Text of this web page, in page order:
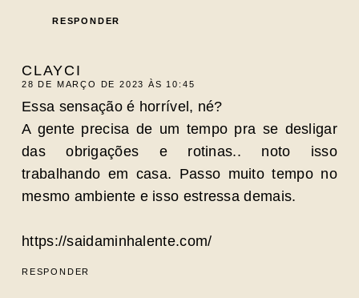
RESPONDER
CLAYCI
28 DE MARÇO DE 2023 ÀS 10:45
Essa sensação é horrível, né?
A gente precisa de um tempo pra se desligar
das obrigações e rotinas.. noto isso
trabalhando em casa. Passo muito tempo no
mesmo ambiente e isso estressa demais.
https://saidaminhalente.com/
RESPONDER